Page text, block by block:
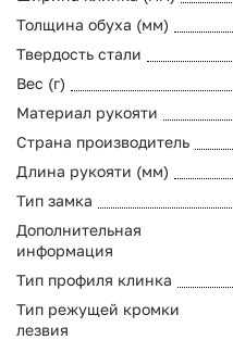
Толщина обуха (мм)
Твердость стали
Вес (г)
Материал рукояти
Страна производитель
Длина рукояти (мм)
Тип замка
Дополнительная
информация
Тип профиля клинка
Тип режущей кромки
лезвия